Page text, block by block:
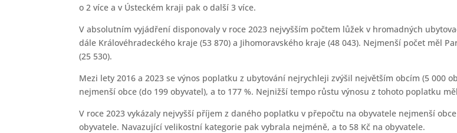
o 2 více a v Ústeckém kraji pak o další 3 více.
V absolutním vyjádření disponovaly v roce 2023 nejvyšším počtem lůžek v hromadných
dále Královéhradeckého kraje (53 870) a Jihomoravského kraje (48 043). Nejmenší počet měl
(25 530).
Mezi lety 2016 a 2023 se výnos poplatku z ubytování nejrychleji zvýšil největším obcím (5 000
nejmenší obce (do 199 obyvatel), a to 177 %. Nejnižší tempo růstu výnosu z tohoto poplatku
V roce 2023 vykázaly nejvyšší příjem z daného poplatku v přepočtu na obyvatele nejmenší
obyvatele. Navazující velikostní kategorie pak vybrala nejméně, a to 58 Kč na obyvatele.